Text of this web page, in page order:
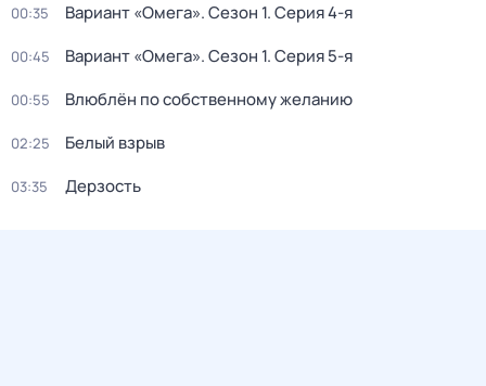
00:35 Вариант «Омега». Сезон 1. Серия 4-я
00:45 Вариант «Омега». Сезон 1. Серия 5-я
00:55 Bлюблён по сoбственному желанию
02:25 Белый взрыв
03:35 Дерзость